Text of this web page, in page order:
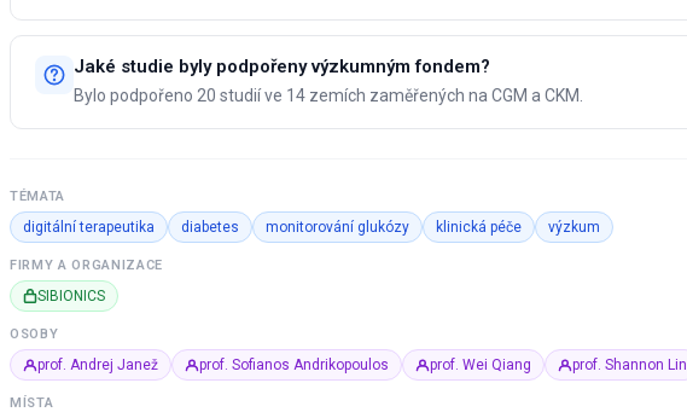
Jaké studie byly podpořeny výzkumným fondem?
Bylo podpořeno 20 studií ve 14 zemích zaměřených na CGM a CKM.
TÉMATA
digitální terapeutika diabetes monitorování glukózy klinická péče výzkum
FIRMY A ORGANIZACE
SIBIONICS
OSOBY
prof. Andrej Janež prof. Sofianos Andrikopoulos prof. Wei Qiang prof. Shannon Lin
MÍSTA